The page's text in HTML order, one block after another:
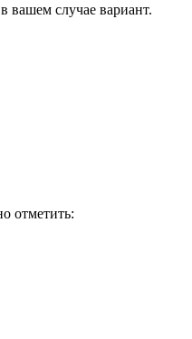
вашем случае вариант.
отметить: